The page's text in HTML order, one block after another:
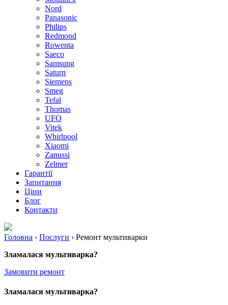
Nord
Panasonic
Philips
Redmond
Rowenta
Saeco
Samsung
Saturn
Siemens
Smeg
Tefal
Thomas
UFO
Vitek
Whirlpool
Xiaomi
Zanussi
Zelmer
Гарантії
Запитання
Ціни
Блог
Контакти
Головна › Послуги › Ремонт мультиварки
Зламалася мультиварка?
Замовити ремонт
Зламалася мультиварка?